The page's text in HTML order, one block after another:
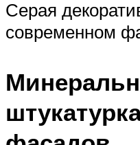
Серая
современном